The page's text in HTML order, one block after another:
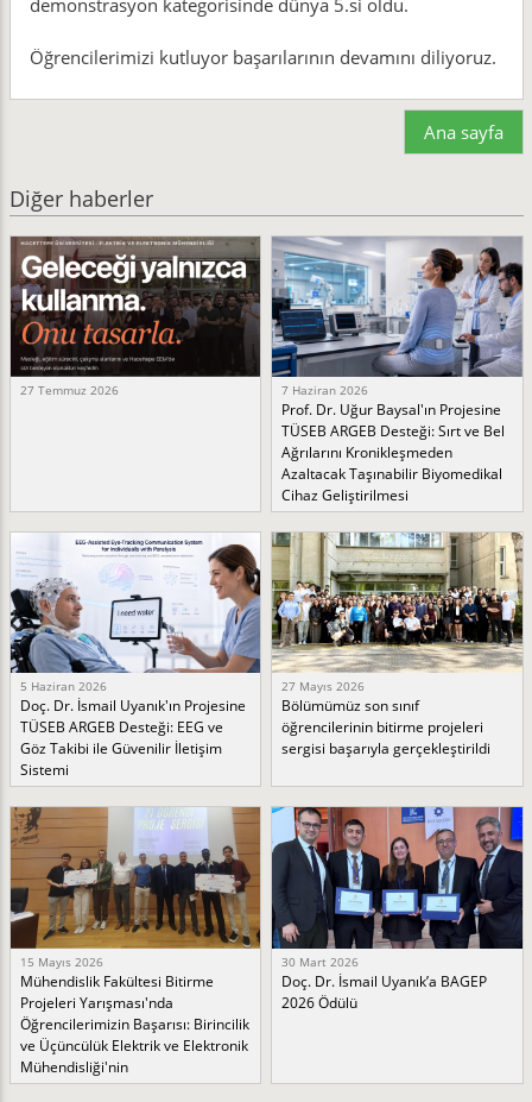
demonstrasyon kategorisinde dünya 5.si oldu.
Öğrencilerimizi kutluyor başarılarının devamını diliyoruz.
Ana sayfa
Diğer haberler
27 Temmuz 2026 7 Haziran 2026
Prof. Dr. Uğur Baysal'ın Projesine
TÜSEB ARGEB Desteği: Sırt ve Bel
Ağrılarını Kronikleşmeden
Azaltacak Taşınabilir Biyomedikal
Cihaz Geliştirilmesi
5 Haziran 2026
Doç. Dr. İsmail Uyanık'ın Projesine
TÜSEB ARGEB Desteği: EEG ve
Göz Takibi ile Güvenilir İletişim
Sistemi
27 Mayıs 2026
Bölümümüz son sınıf
öğrencilerinin bitirme projeleri
sergisi başarıyla gerçekleştirildi
15 Mayıs 2026
Mühendislik Fakültesi Bitirme
Projeleri Yarışması'nda
Öğrencilerimizin Başarısı: Birincilik
ve Üçüncülük Elektrik ve Elektronik
Mühendisliği'nin
30 Mart 2026
Doç. Dr. İsmail Uyanık’a BAGEP
2026 Ödülü